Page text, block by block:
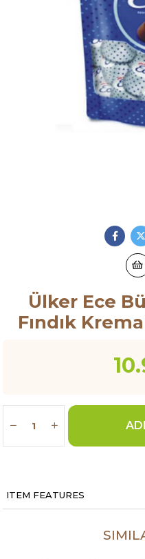
Ülker Ece
Fındık
ITEM FEATURES